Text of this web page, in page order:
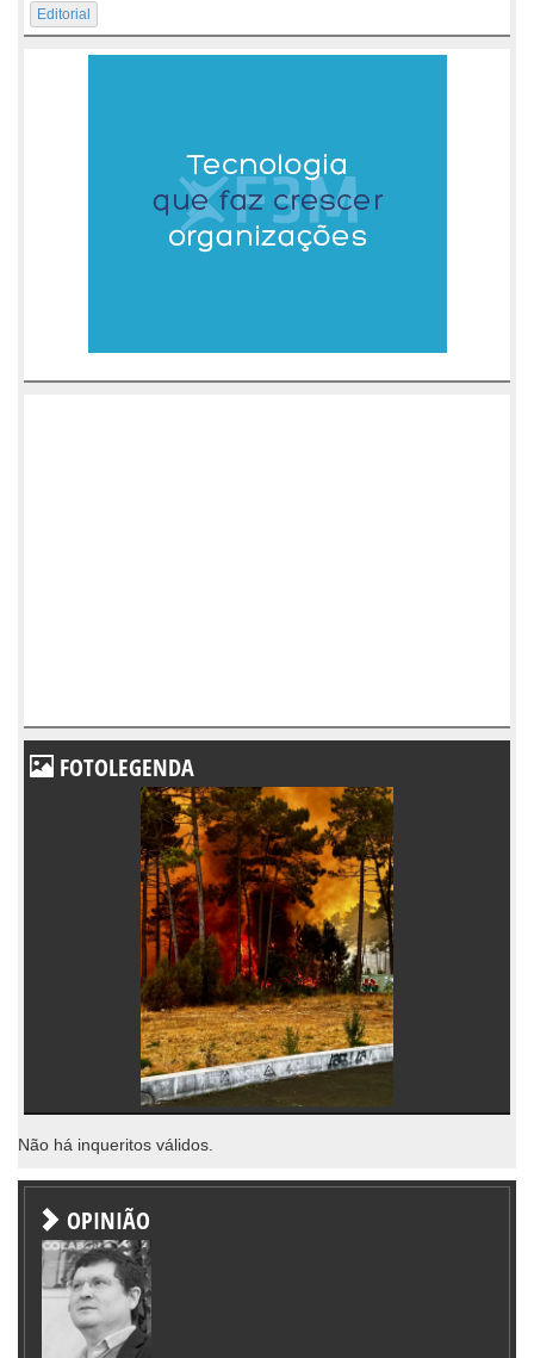
Editorial
FOTOLEGENDA
Não há inqueritos válidos.
OPINIÃO